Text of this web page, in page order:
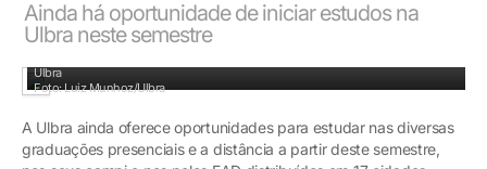
Ainda há oportunidade de iniciar estudos na
Ulbra neste semestre
Ulbra
Foto: Luiz Munhoz/Ulbra
A Ulbra ainda oferece oportunidades para estudar nas diversas
graduações presenciais e a distância a partir deste semestre,